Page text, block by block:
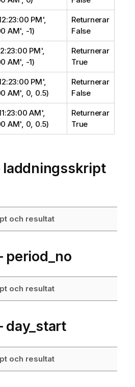
PM',
AM', -1)
Returnerar
False
PM',
AM', -1)
Returnerar
True
PM',
AM', 0, 0.5)
Returnerar
False
AM',
AM', 0, 0.5)
Returnerar
True
laddningsskript
och resultat
period_no
och resultat
day_start
och resultat